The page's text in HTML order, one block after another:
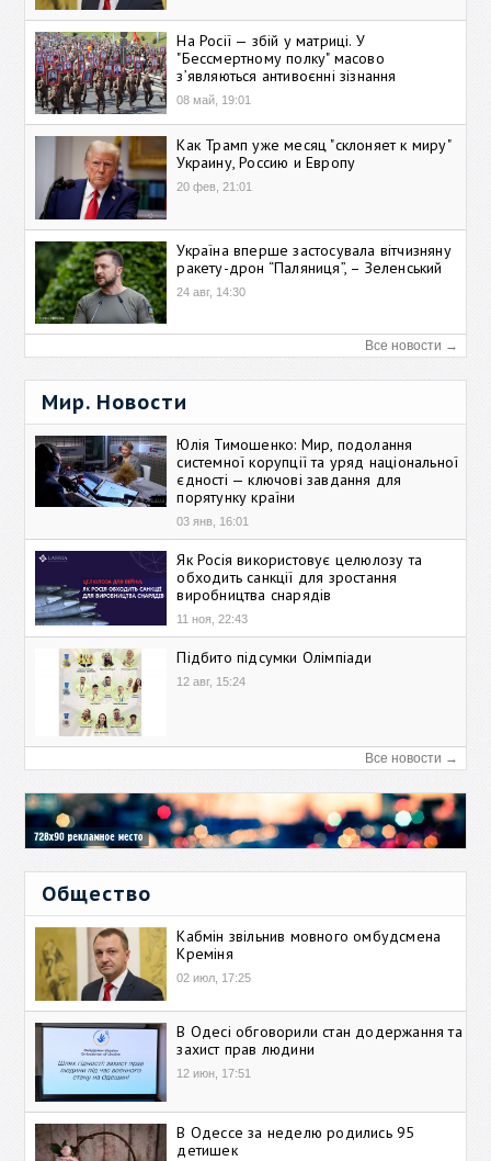
На Росії — збій у матриці. У
"Бессмертному полку" масово
зʼявляються антивоєнні зізнання
08 май, 19:01
Как Трамп уже месяц "склоняет к миру"
Украину, Россию и Европу
20 фев, 21:01
Україна вперше застосувала вітчизняну
ракету-дрон “Паляниця”, – Зеленський
24 авг, 14:30
Все новости →
Мир. Новости
Юлія Тимошенко: Мир, подолання
системної корупції та уряд національної
єдності — ключові завдання для
порятунку країни
03 янв, 16:01
Як Росія використовує целюлозу та
обходить санкції для зростання
виробництва снарядів
11 ноя, 22:43
Підбито підсумки Олімпіади
12 авг, 15:24
Все новости →
Общество
Кабмін звільнив мовного омбудсмена
Креміня
02 июл, 17:25
В Одесі обговорили стан додержання та
захист прав людини
12 июн, 17:51
В Одессе за неделю родились 95
детишек